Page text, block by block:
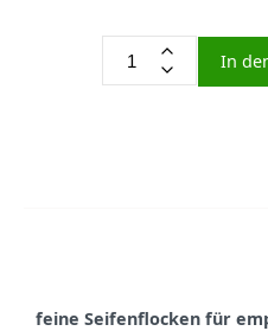
In
feine Seifenflocken für